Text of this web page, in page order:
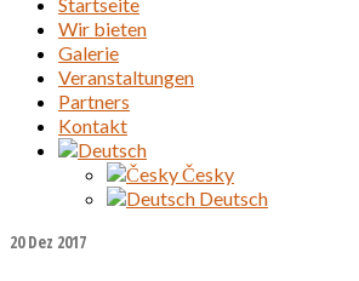
Wir bieten
Galerie
Veranstaltungen
Partners
Kontakt
Česky
Deutsch
20Dez 2017